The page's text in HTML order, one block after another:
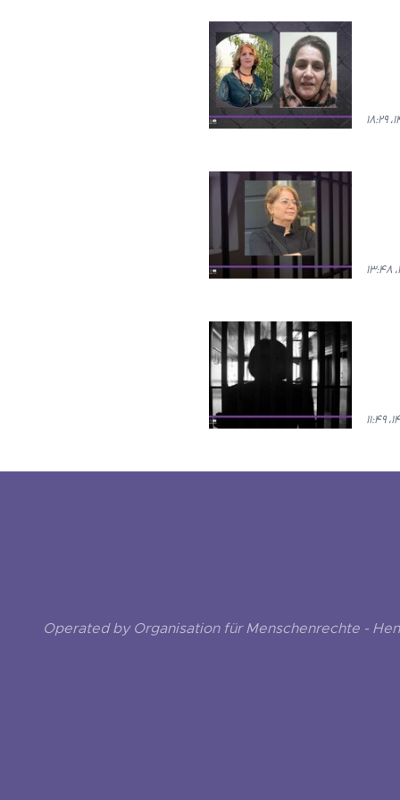
Operated by Organisation für Menschenrechte -